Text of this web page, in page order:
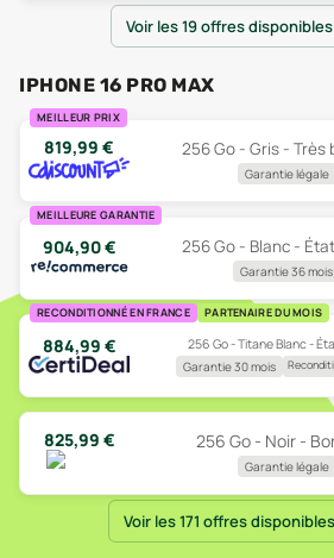
Voir les 19 offres
IPHONE 16 PRO MAX
MEILLEUR PRIX
819,99 € 256 Go - Gris - Très
Garantie légale
MEILLEURE GARANTIE
904,90€ 256 Go - Blanc -
Garantie 36 mois
RECONDITIONNÉ EN FRANCE PARTENAIRE DU MOIS
884,99 €
256 Go - Titane Blanc -
Garantie 30 mois
825,99 € 256 Go - Noir -
Garantie légale
Voir les 171 offres